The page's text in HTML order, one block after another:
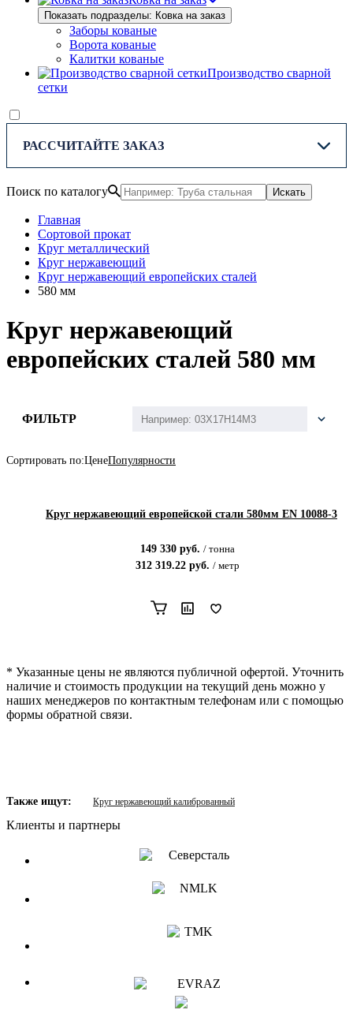
Показать подразделы: Ковка на заказ
Заборы кованые
Ворота кованые
Калитки кованые
Производство сварной
сетки
РАССЧИТАЙТЕ ЗАКАЗ
Поиск по каталогу Искать
Главная
Сортовой прокат
Круг металлический
Круг нержавеющий
Круг нержавеющий европейских сталей
580 мм
Круг нержавеющий
европейских сталей 580 мм
ФИЛЬТР
Сортировать по:ЦенеПопулярности
Круг нержавеющий европейской стали 580мм EN 10088-3
149 330 руб. / тонна
312 319.22 руб. / метр
* Указанные цены не являются публичной офертой. Уточнить
наличие и стоимость продукции на текущий день можно у
наших менеджеров по контактным телефонам или с помощью
формы обратной связи.
Также ищут: Круг нержавеющий калиброванный
Клиенты и партнеры